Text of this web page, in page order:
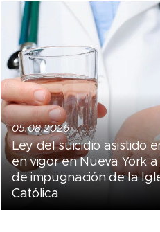
05.08.2026
Ley del suicidio asistido
en vigor en Nueva York
de impugnación de la
Católica